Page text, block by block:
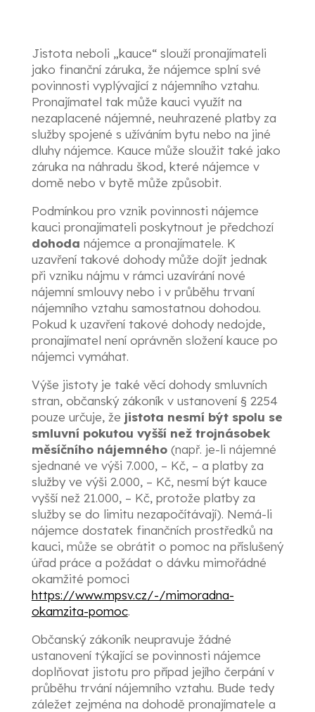
Jistota neboli „kauce“ slouží pronajímateli
jako finanční záruka, že nájemce splní své
povinnosti vyplývající z nájemního vztahu.
Pronajímatel tak může kauci využít na
nezaplacené nájemné, neuhrazené platby za
služby spojené s užíváním bytu nebo na jiné
dluhy nájemce. Kauce může sloužit také jako
záruka na náhradu škod, které nájemce v
domě nebo v bytě může způsobit.
Podmínkou pro vznik povinnosti nájemce
kauci pronajímateli poskytnout je předchozí
dohoda nájemce a pronajímatele. K
uzavření takové dohody může dojít jednak
při vzniku nájmu v rámci uzavírání nové
nájemní smlouvy nebo i v průběhu trvaní
nájemního vztahu samostatnou dohodou.
Pokud k uzavření takové dohody nedojde,
pronajímatel není oprávněn složení kauce po
nájemci vymáhat.
Výše jistoty je také věcí dohody smluvních
stran, občanský zákoník v ustanovení § 2254
pouze určuje, že jistota nesmí být spolu se
smluvní pokutou vyšší než trojnásobek
měsíčního nájemného (např. je-li nájemné
sjednané ve výši 7.000, – Kč, – a platby za
služby ve výši 2.000, – Kč, nesmí být kauce
vyšší než 21.000, – Kč, protože platby za
služby se do limitu nezapočítávají). Nemá-li
nájemce dostatek finančních prostředků na
kauci, může se obrátit o pomoc na příslušený
úřad práce a požádat o dávku mimořádné
okamžité pomoci
https://www.mpsv.cz/-/mimoradna-
okamzita-pomoc.
Občanský zákoník neupravuje žádné
ustanovení týkající se povinnosti nájemce
doplňovat jistotu pro případ jejího čerpání v
průběhu trvání nájemního vztahu. Bude tedy
záležet zejména na dohodě pronajímatele a